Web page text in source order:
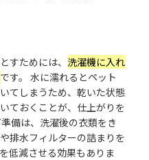
すためには、 洗濯機に入れ
です。 水に濡れるとペット
てしまうため、乾いた状態
ておくことが、仕上がりを
備は、洗濯後の衣類をき
排水フィルターの詰まりを
低減させる効果もありま